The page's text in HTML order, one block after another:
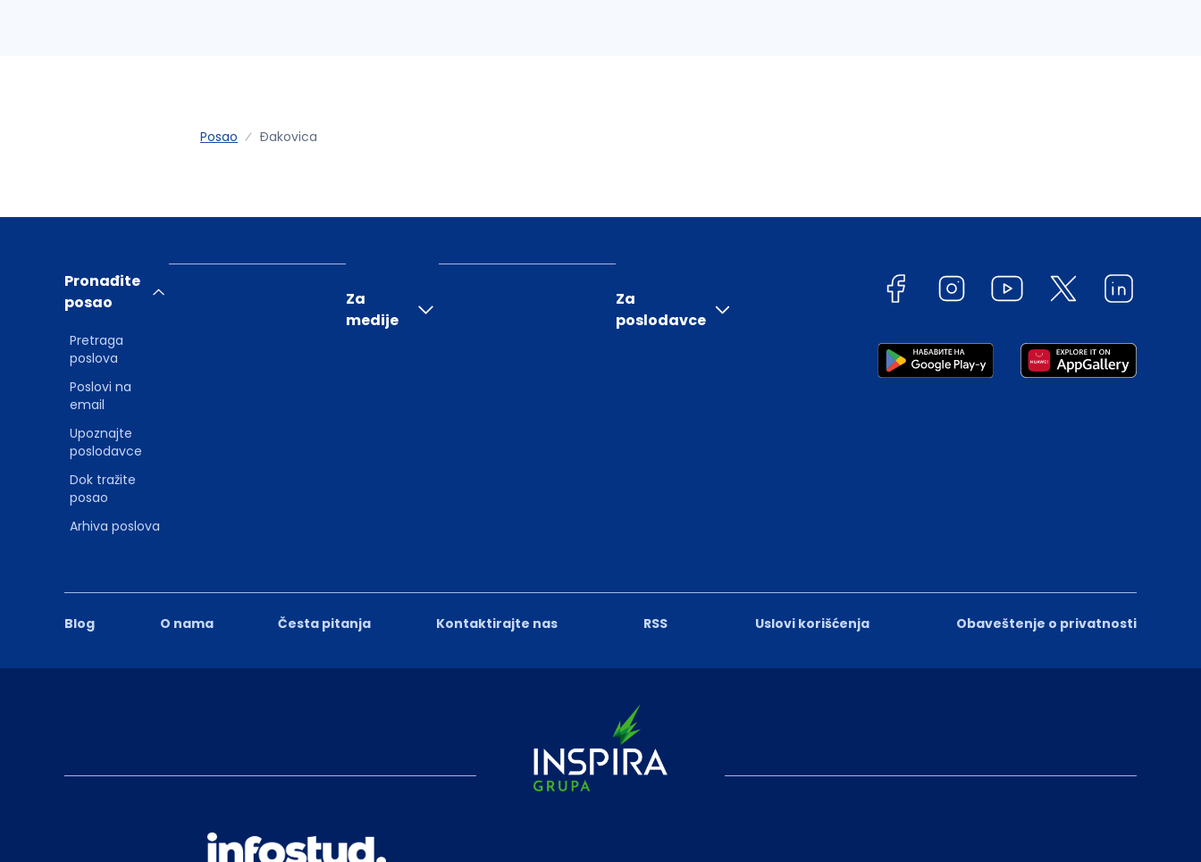
Posao Ðakovica
Blog O nama Česta pitanja Kontaktirajte nas RSS Uslovi korišćenja Obaveštenje o privatnosti
Pronađite
posao
Pretraga
poslova
Poslovi na
email
Upoznajte
poslodavce
Dok tražite
posao
Arhiva poslova
Za
medije
Za
poslodavce